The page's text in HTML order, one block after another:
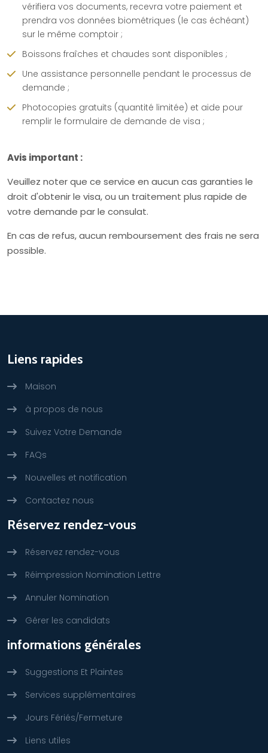
vérifiera vos documents, recevra votre paiement et
prendra vos données biométriques (le cas échéant)
sur le même comptoir ;
Boissons fraîches et chaudes sont disponibles ;
Une assistance personnelle pendant le processus de
demande ;
Photocopies gratuits (quantité limitée) et aide pour
remplir le formulaire de demande de visa ;
Avis important :
Veuillez noter que ce service en aucun cas garanties le
droit d'obtenir le visa, ou un traitement plus rapide de
votre demande par le consulat.
En cas de refus, aucun remboursement des frais ne sera
possible.
Liens rapides
Maison
à propos de nous
Suivez Votre Demande
FAQs
Nouvelles et notification
Contactez nous
Réservez rendez-vous
Réservez rendez-vous
Réimpression Nomination Lettre
Annuler Nomination
Gérer les candidats
informations générales
Suggestions Et Plaintes
Services supplémentaires
Jours Fériés/Fermeture
Liens utiles